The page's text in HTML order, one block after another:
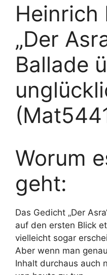
Heinrich
„Der
Ballade
Worum
geht:
Das Gedicht „Der
auf den ersten Blick
vielleicht sogar
Aber wenn man
Inhalt durchaus auch